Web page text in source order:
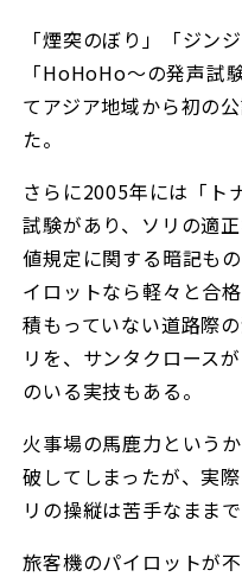
「煙突のぼり」「ジン
「HoHoHo〜の発声試
てアジア地域から初の
た。
さらに2005年には「ト
試験があり、ソリの適
値規定に関する暗記も
イロットなら軽々と合
積もっていない道路際
リを、サンタクロース
のいる実技もある。
火事場の馬鹿力という
破してしまったが、実
リの操縦は苦手なまま
旅客機のパイロットが